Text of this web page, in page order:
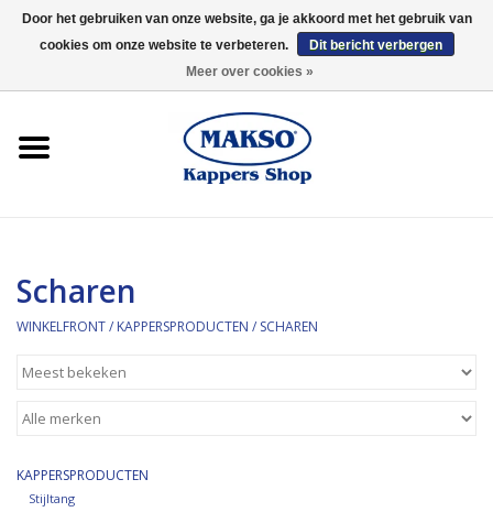
0 Artikelen - €0,00
Kaaral
Merken
Merken
Scharen
WINKELFRONT/ KAPPERSPRODUCTEN / SCHAREN
KAPPERSPRODUCTEN
Stijltang
Door het gebruiken van onze website, ga je akkoord met het gebruik van
cookies om onze website te verbeteren.
Dit bericht verbergen
Meer over cookies »